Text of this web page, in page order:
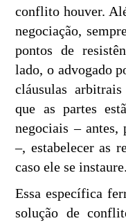
conflito houver.
negociação,
pontos de
lado, o advogado
cláusulas
que as partes
negociais –
–, estabelecer as
caso ele se instaure.
Essa específica
solução de